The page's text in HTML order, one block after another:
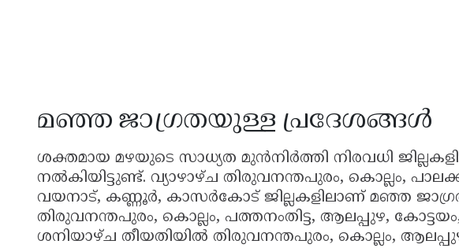
മഞ്ഞ ജാഗ്രതയുള്ള പ്രദേശങ്ങൾ
ശക്തമായ മഴയുടെ സാധ്യത മുൻനിർത്തി നിരവധി
നൽകിയിട്ടുണ്ട്. വ്യാഴാഴ്ച തിരുവനന്തപുരം, കൊല്ലം,
വയനാട്, കണ്ണൂർ, കാസർകോട് ജില്ലകളിലാണ് മഞ്ഞ
തിരുവനന്തപുരം, കൊല്ലം, പത്തനംതിട്ട, ആലപ്പുഴ, കോട്ടയം,
ശനിയാഴ്ച തീയതിയിൽ തിരുവനന്തപുരം, കൊല്ലം, ആലപ്പുഴ